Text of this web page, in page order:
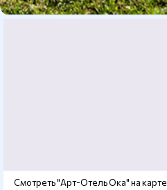
Смотреть "Арт-Отель Ока" на карте